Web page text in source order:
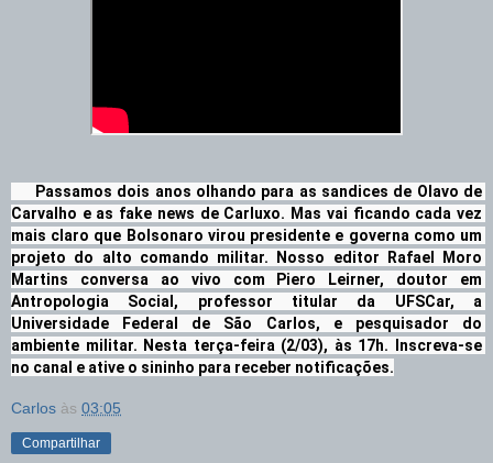
Carvalho e as fake news de Carluxo. Mas vai ficando cada vez
mais claro que Bolsonaro virou presidente e governa como um
projeto do alto comando militar. Nosso editor Rafael Moro
Martins conversa ao vivo com Piero Leirner, doutor em
Antropologia Social, professor titular da UFSCar, a
Universidade Federal de São Carlos, e pesquisador do
ambiente militar. Nesta terça-feira (2/03), às 17h. Inscreva-se
no canal e ative o sininho para receber notificações.
Carlos às 03:05
Compartilhar